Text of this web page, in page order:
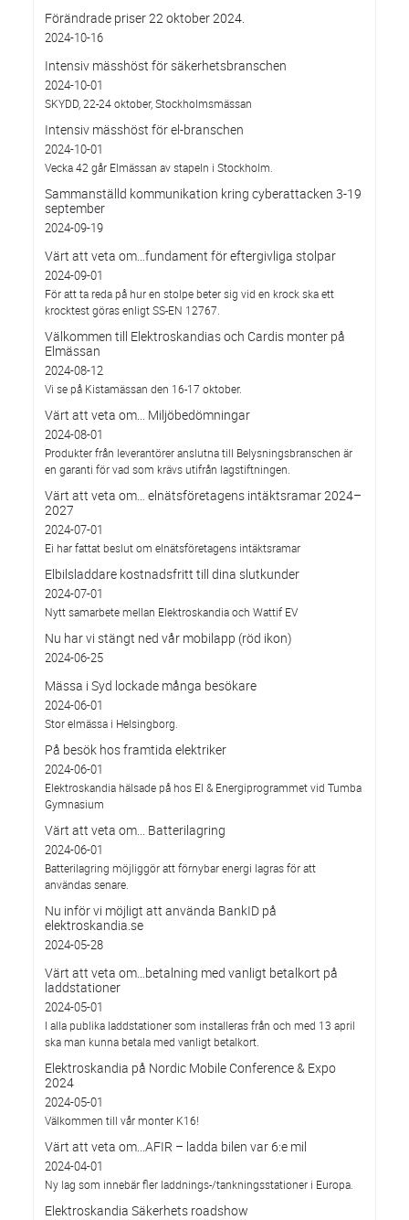
Förändrade priser 22 oktober 2024.
2024-10-16
Intensiv mässhöst för säkerhetsbranschen
2024-10-01
SKYDD, 22-24 oktober, Stockholmsmässan
Intensiv mässhöst för el-branschen
2024-10-01
Vecka 42 går Elmässan av stapeln i Stockholm.
Sammanställd kommunikation kring cyberattacken 3-19
september
2024-09-19
Värt att veta om…fundament för eftergivliga stolpar
2024-09-01
För att ta reda på hur en stolpe beter sig vid en krock ska ett
krocktest göras enligt SS-EN 12767.
Välkommen till Elektroskandias och Cardis monter på
Elmässan
2024-08-12
Vi se på Kistamässan den 16-17 oktober.
Värt att veta om... Miljöbedömningar
2024-08-01
Produkter från leverantörer anslutna till Belysningsbranschen är
en garanti för vad som krävs utifrån lagstiftningen.
Värt att veta om… elnätsföretagens intäktsramar 2024–
2027
2024-07-01
Ei har fattat beslut om elnätsföretagens intäktsramar
Elbilsladdare kostnadsfritt till dina slutkunder
2024-07-01
Nytt samarbete mellan Elektroskandia och Wattif EV
Nu har vi stängt ned vår mobilapp (röd ikon)
2024-06-25
Mässa i Syd lockade många besökare
2024-06-01
Stor elmässa i Helsingborg.
På besök hos framtida elektriker
2024-06-01
Elektroskandia hälsade på hos El & Energiprogrammet vid Tumba
Gymnasium
Värt att veta om... Batterilagring
2024-06-01
Batterilagring möjliggör att förnybar energi lagras för att
användas senare.
Nu inför vi möjligt att använda BankID på
elektroskandia.se
2024-05-28
Värt att veta om…betalning med vanligt betalkort på
laddstationer
2024-05-01
I alla publika laddstationer som installeras från och med 13 april
ska man kunna betala med vanligt betalkort.
Elektroskandia på Nordic Mobile Conference & Expo
2024
2024-05-01
Välkommen till vår monter K16!
Värt att veta om...AFIR – ladda bilen var 6:e mil
2024-04-01
Ny lag som innebär fler laddnings-/tankningsstationer i Europa.
Elektroskandia Säkerhets roadshow